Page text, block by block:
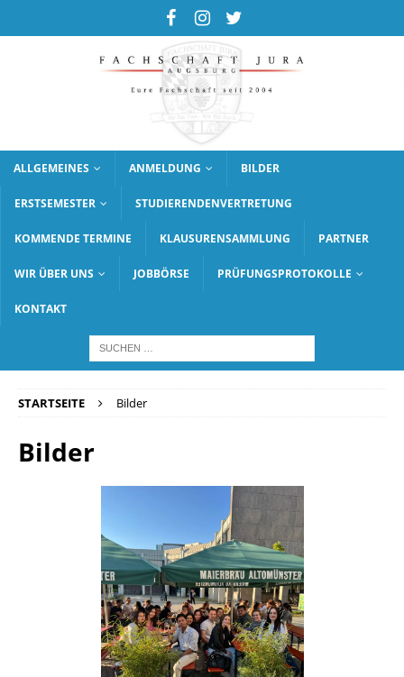
ALLGEMEINES ANMELDUNG BILDER
ERSTSEMESTER STUDIERENDENVERTRETUNG
KOMMENDE TERMINE KLAUSURENSAMMLUNG PARTNER
WIR ÜBER UNS JOBBÖRSE PRÜFUNGSPROTOKOLLE
KONTAKT
STARTSEITE Bilder
Bilder